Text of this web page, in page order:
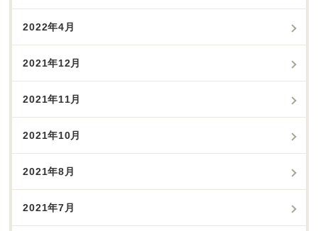
2022年4月
2021年12月
2021年11月
2021年10月
2021年8月
2021年7月